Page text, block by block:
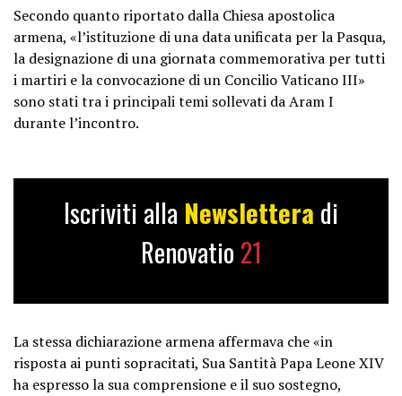
Secondo quanto riportato dalla Chiesa apostolica
armena, «l’istituzione di una data unificata per la Pasqua,
la designazione di una giornata commemorativa per tutti
i martiri e la convocazione di un Concilio Vaticano III»
sono stati tra i principali temi sollevati da Aram I
durante l’incontro.
Iscriviti alla Newslettera di
Renovatio 21
La stessa dichiarazione armena affermava che «in
risposta ai punti sopracitati, Sua Santità Papa Leone XIV
ha espresso la sua comprensione e il suo sostegno,